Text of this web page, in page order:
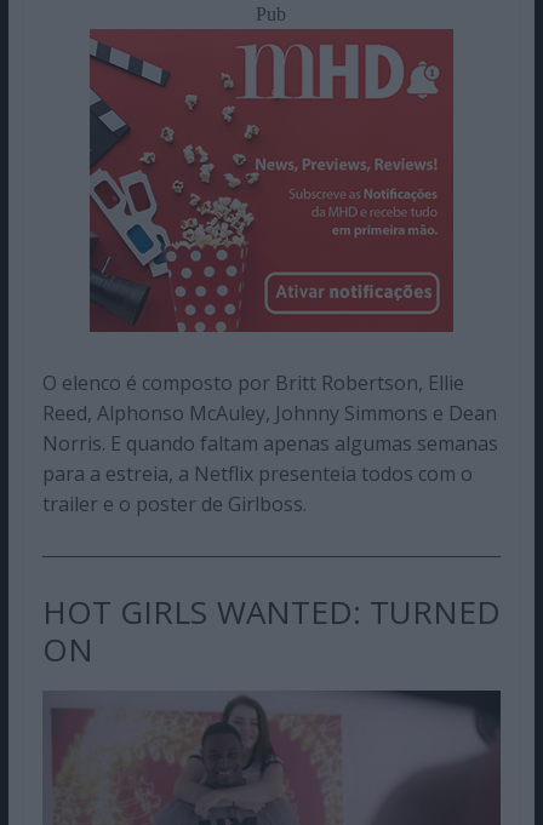
Pub
O elenco é composto por Britt Robertson, Ellie
Reed, Alphonso McAuley, Johnny Simmons e Dean
Norris. E quando faltam apenas algumas semanas
para a estreia, a Netflix presenteia todos com o
trailer e o poster de Girlboss.
HOT GIRLS WANTED: TURNED
ON